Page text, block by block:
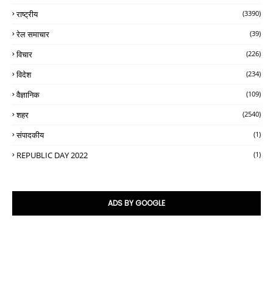
राष्ट्रीय (3390)
रेल समाचार (39)
विचार (226)
विदेश (234)
वैज्ञानिक (109)
शहर (2540)
संपादकीय (1)
REPUBLIC DAY 2022 (1)
ADS BY GOOGLE